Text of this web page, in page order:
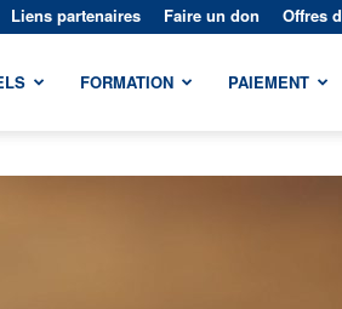
Liens partenaires Faire un don Offres
FORMATION PAIEMENT